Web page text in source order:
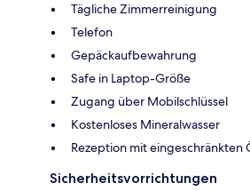
Tägliche Zimmerreinigung
Telefon
Gepäckaufbewahrung
Safe in Laptop-Größe
Zugang über Mobilschlüssel
Kostenloses Mineralwasser
Rezeption mit eingeschränkten
Sicherheitsvorrichtungen